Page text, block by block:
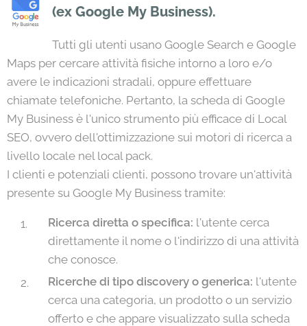
(ex Google My Business).
Tutti gli utenti usano Google Search e Google
Maps per cercare attività fisiche intorno a loro e/o
avere le indicazioni stradali, oppure effettuare
chiamate telefoniche. Pertanto, la scheda di Google
My Business è l'unico strumento più efficace di Local
SEO, ovvero dell'ottimizzazione sui motori di ricerca a
livello locale nel local pack.
I clienti e potenziali clienti, possono trovare un'attività
presente su Google My Business tramite:
Ricerca diretta o specifica: l'utente cerca
direttamente il nome o l'indirizzo di una attività
che conosce.
Ricerche di tipo discovery o generica: l'utente
cerca una categoria, un prodotto o un servizio
offerto e che appare visualizzato sulla scheda